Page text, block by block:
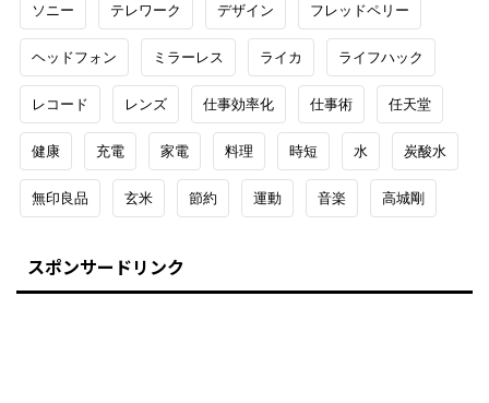
ソニー テレワーク デザイン フレッドペリー
ヘッドフォン ミラーレス ライカ ライフハック
レコード レンズ 仕事効率化 仕事術 任天堂
健康 充電 家電 料理 時短 水 炭酸水
無印良品 玄米 節約 運動 音楽 高城剛
スポンサードリンク